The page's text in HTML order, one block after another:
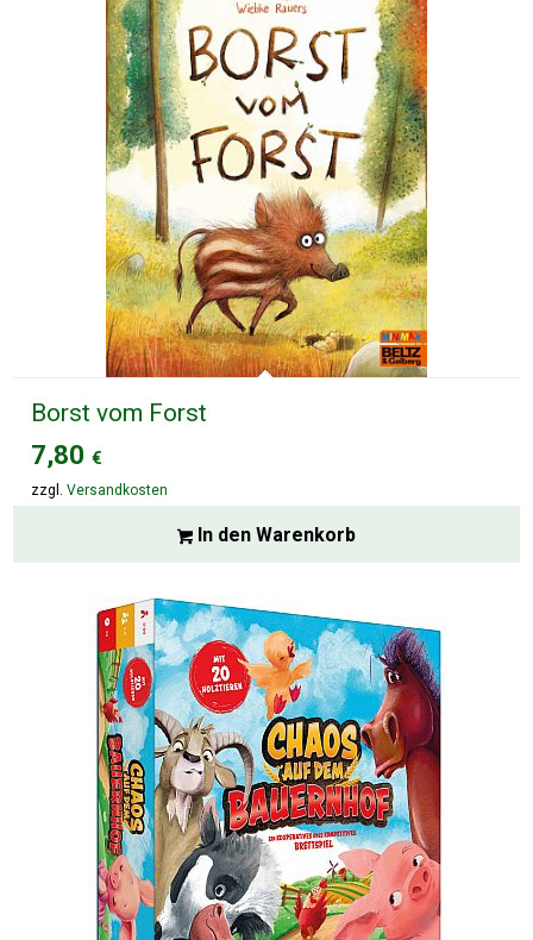
Borst vom Forst
7,80€
zzgl.Versandkosten
In den Warenkorb